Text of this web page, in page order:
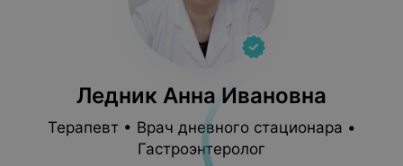
Ледник Анна Ивановна
Терапевт • Врач дневного стационара •
Гастроэнтеролог